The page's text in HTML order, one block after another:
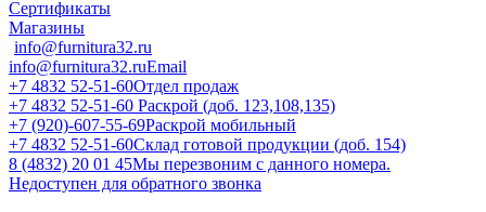
Сертификаты
Магазины
info@furnitura32.ru
info@furnitura32.ruEmail
+7 4832 52-51-60Отдел продаж
+7 4832 52-51-60 Раскрой (доб. 123,108,135)
+7 (920)-607-55-69Раскрой мобильный
+7 4832 52-51-60Склад готовой продукции (доб. 154)
8 (4832) 20 01 45Мы перезвоним с данного номера.
Недоступен для обратного звонка